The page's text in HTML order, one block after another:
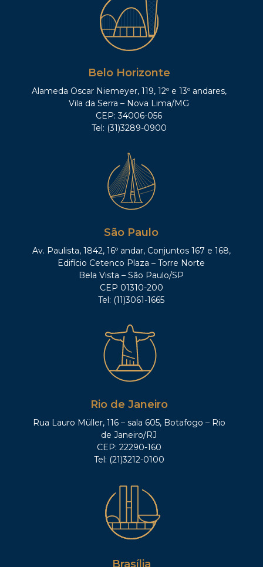
Belo Horizonte
Alameda Oscar Niemeyer, 119, 12º e 13º andares,
Vila da Serra – Nova Lima/MG
CEP: 34006-056
Tel: (31)3289-0900
São Paulo
Av. Paulista, 1842, 16º andar, Conjuntos 167 e 168,
Edifício Cetenco Plaza – Torre Norte
Bela Vista – São Paulo/SP
CEP 01310-200
Tel: (11)3061-1665
Rio de Janeiro
Rua Lauro Müller, 116 – sala 605, Botafogo – Rio
de Janeiro/RJ
CEP: 22290-160
Tel: (21)3212-0100
Brasília